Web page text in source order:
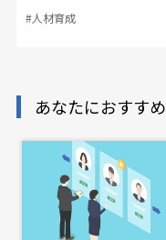
#人材育成
あなたにおすすめ